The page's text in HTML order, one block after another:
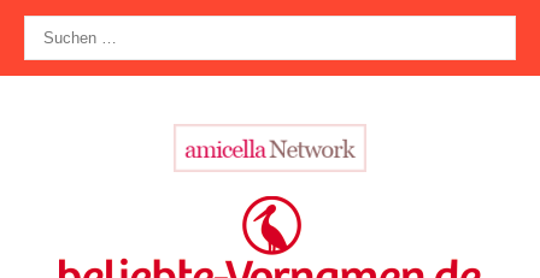
Zum
Inhalt
springen
nach: